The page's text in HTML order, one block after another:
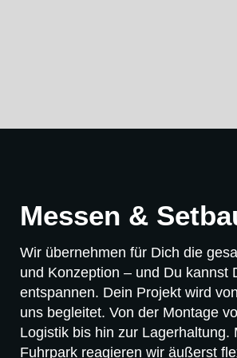
Messen &
Wir übernehmen für Dich die
und Konzeption – und Du kannst
entspannen. Dein Projekt wird
uns begleitet. Von der Montage
Logistik bis hin zur Lagerhaltung.
Fuhrpark reagieren wir äußerst